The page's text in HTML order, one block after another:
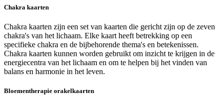
Chakra kaarten
Chakra kaarten zijn een set van kaarten die gericht zijn op de zeven
chakra's van het lichaam. Elke kaart heeft betrekking op een
specifieke chakra en de bijbehorende thema's en betekenissen.
Chakra kaarten kunnen worden gebruikt om inzicht te krijgen in de
energiecentra van het lichaam en om te helpen bij het vinden van
balans en harmonie in het leven.
Bloementherapie orakelkaarten